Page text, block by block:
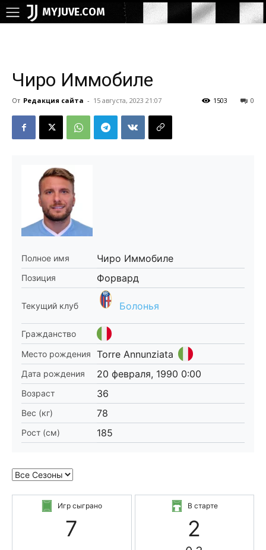
MYJUVE.COM
Чиро Иммобиле
От Редакция сайта - 15 августа, 2023 21:07 0
1503
Полное имя Чиро Иммобиле
Позиция Форвард
Текущий клуб Болонья
Гражданство
Место рождения
Torre Annunziata
Дата рождения 20 февраля, 1990 0:00
Возраст 36
Вес (кг) 78
Рост (см) 185
Игр сыграно
7
В старте
2